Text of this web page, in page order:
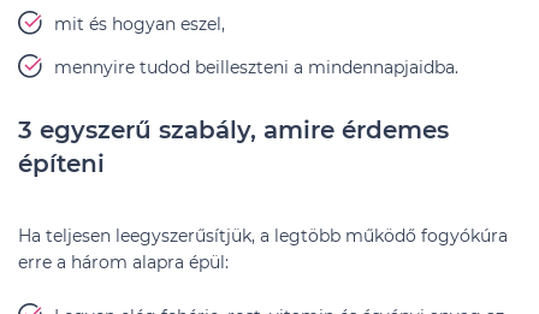
mit és hogyan eszel,
mennyire tudod beilleszteni a mindennapjaidba.
3 egyszerű szabály, amire érdemes
építeni
Ha teljesen leegyszerűsítjük, a legtöbb működő fogyókúra
erre a három alapra épül: